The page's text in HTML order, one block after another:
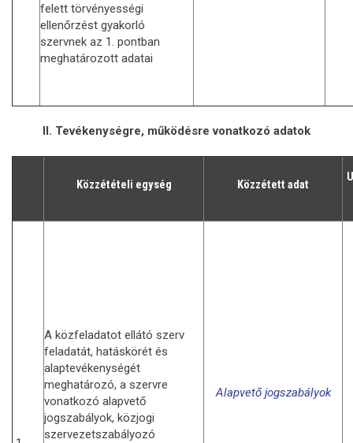
felett törvényességi
ellenőrzést gyakorló
szervnek az 1. pontban
meghatározott adatai
II. Tevékenységre, működésre vonatkozó adatok
Közzétételi egység Közzétett adat
A közfeladatot ellátó szerv
feladatát, hatáskörét és
alaptevékenységét
meghatározó, a szervre
vonatkozó alapvető
jogszabályok, közjogi
szervezetszabályozó
Alapvető jogszabályok